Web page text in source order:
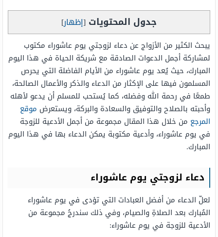
جدول المحتويات [إظهار]
يبحث الكثير من الأزواج عن دعاء لزوجتي يوم عاشوراء مكتوب
لمشاركة أجمل الدعوات الصادقة مع شريكة الحياة في هذا اليوم
المبارك، حيث يُعد يوم عاشوراء من الأيام الفاضلة التي يحرص
المسلمون فيها على الإكثار من الدعاء والذكر والأعمال الصالحة،
طمعًا في رحمة الله وفضله، كما يُستحب للمسلم أن يدعو لأهله
وأحبته بالصلاح والتوفيق والسعادة والبركة، ويستعرض موقع
المرجع من خلال هذا المقال مجموعة من أجمل الأدعية للزوجة
في يوم عاشوراء، وأدعية مكتوبة يمكن الدعاء بها في هذا اليوم
المبارك.
دعاء لزوجتي يوم عاشوراء
لعلّ الدعاء من أفضل العبادات التي تؤدى في يوم عاشوراء
المُبارك بعد الصلاةِ والصيام، وفي ذلك سندرجُ مجموعة من
الأدعية للزوجة في يوم عاشوراء: